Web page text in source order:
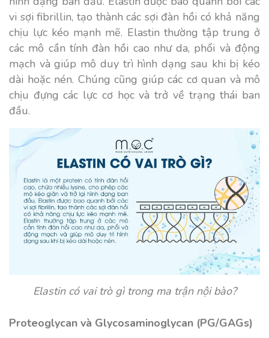
vi sợi fibrillin, tạo thành các sợi đàn hồi có khả năng
chịu lực kéo mạnh mẽ. Elastin thường tập trung ở
các mô cần tính đàn hồi cao như da, phổi và động
mạch và giúp mô duy trì hình dạng sau khi bị kéo
dài hoặc nén. Chúng cũng giúp các cơ quan và mô
chịu đựng các lực cơ học và trở về trạng thái ban
đầu.
Elastin có vai trò gì trong ma trận nội bào?
Proteoglycan và Glycosaminoglycan (PG/GAGs)